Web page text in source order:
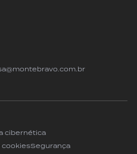
cibernética
cookiesSegurança